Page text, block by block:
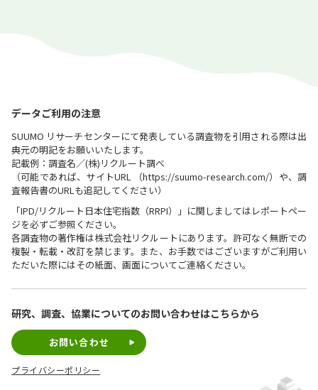
データご利用の注意
SUUMO リサーチセンターにて発表している調査物を引用される際は出
典元の明記をお願いいたします。
記載例：調査名／(株)リクルート調べ
（可能であれば、サイトURL （https://suumo-research.com/）や、調
査報告書のURLも追記してください）
「IPD/リクルート日本住宅指数（RRPI）」に関しましてはレポートペー
ジを必ずご参照ください。
各調査物の著作権は株式会社リクルートにあります。許可なく無断での
複製・転載・改訂を禁じます。また、お手数ではございますがご利用い
ただいた際にはその紙面、画面についてご連絡ください。
研究、調査、協業についてのお問い合わせはこちらから
お問い合わせ
プライバシーポリシー